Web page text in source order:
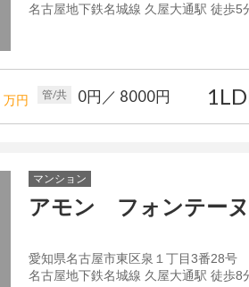
名古屋地下鉄名城線 久屋大通駅 徒歩5
万円 管/共 0円 ／ 8000円
マンション
アモン フォンテーヌ
愛知県名古屋市東区泉１丁目3番28号
名古屋地下鉄名城線 久屋大通駅 徒歩8